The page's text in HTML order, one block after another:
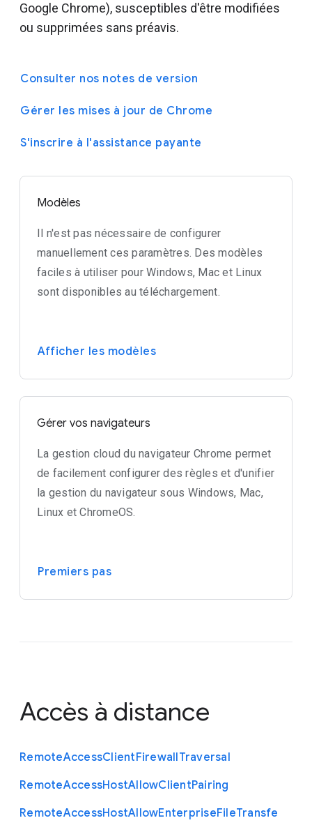
Google Chrome), susceptibles d'être modifiées
ou supprimées sans préavis.
Consulter nos notes de version
Gérer les mises à jour de Chrome
S'inscrire à l'assistance payante
Modèles
Il n'est pas nécessaire de configurer
manuellement ces paramètres. Des modèles
faciles à utiliser pour Windows, Mac et Linux
sont disponibles au téléchargement.
Afficher les modèles
Gérer vos navigateurs
La gestion cloud du navigateur Chrome permet
de facilement configurer des règles et d'unifier
la gestion du navigateur sous Windows, Mac,
Linux et ChromeOS.
Premiers pas
Accès à distance
RemoteAccessClientFirewallTraversal
RemoteAccessHostAllowClientPairing
RemoteAccessHostAllowEnterpriseFileTransfe